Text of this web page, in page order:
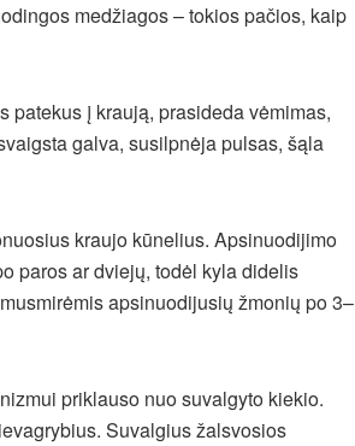
medžiagos – tokios pačios, kaip
patekus į kraują, prasideda vėmimas,
galva, susilpnėja pulsas, šąla
kraujo kūnelius. Apsinuodijimo
paros ar dviejų, todėl kyla didelis
apsinuodijusių žmonių po 3–
priklauso nuo suvalgyto kiekio.
Suvalgius žalsvosios